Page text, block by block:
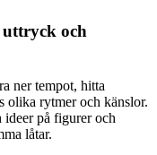
uttryck och
ner tempot, hitta
olika rytmer och känslor.
ideer på figurer och
låtar.